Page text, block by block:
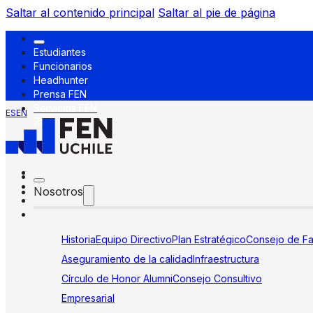
Saltar al contenido principal Saltar al pie de página
Estudiantes
Funcionarios
Headhunter
Prensa FEN
ESEN
Nosotros
HistoriaEquipo DirectivoPlan EstratégicoConsejo de
Aseguramiento de la calidadInfraestructura
Círculo de Honor AlumniConsejo Consultivo
Empresarial